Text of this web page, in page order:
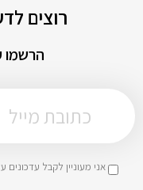
רוצים
הרשמו
אני מעוניין לקבל